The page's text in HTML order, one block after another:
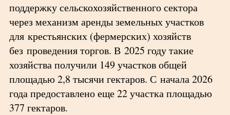
поддержку сельскохозяйственного сектора
через механизм аренды земельных участков
для крестьянских (фермерских) хозяйств
без проведения торгов. В 2025 году такие
хозяйства получили 149 участков общей
площадью 2,8 тысячи гектаров. С начала 2026
года предоставлено еще 22 участка площадью
377 гектаров.